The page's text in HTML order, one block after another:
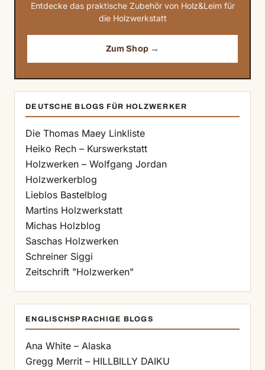
Entdecke das praktische Zubehör von Holz&Leim für
die Holzwerkstatt
Zum Shop →
DEUTSCHE BLOGS FÜR HOLZWERKER
Die Thomas Maey Linkliste
Heiko Rech – Kurswerkstatt
Holzwerken – Wolfgang Jordan
Holzwerkerblog
Lieblos Bastelblog
Martins Holzwerkstatt
Michas Holzblog
Saschas Holzwerken
Schreiner Siggi
Zeitschrift "Holzwerken"
ENGLISCHSPRACHIGE BLOGS
Ana White – Alaska
Gregg Merrit – HILLBILLY DAIKU